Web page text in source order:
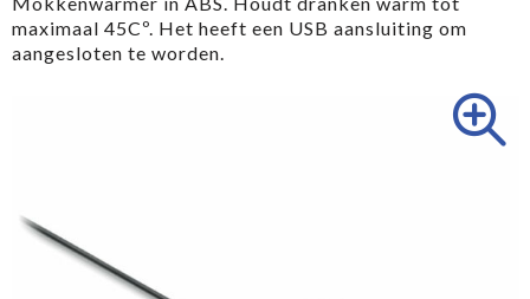
Sport
Werkkleding
maximaal 45Cº. Het heeft een USB aansluiting om
aangesloten te worden.